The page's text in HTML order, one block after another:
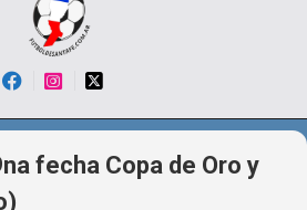
fecha Copa de Oro y